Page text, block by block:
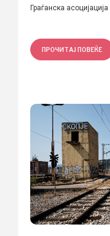
Граѓанска
ПРОЧИТАЈ ПОВЕЌЕ